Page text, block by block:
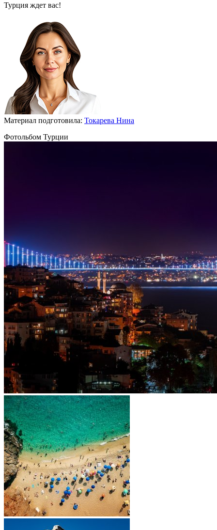
Турция ждет вас!
Материал подготовила: Токарева Нина
Фотольбом Турции